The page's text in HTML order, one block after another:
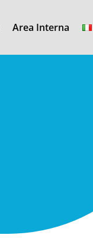
Area Interna